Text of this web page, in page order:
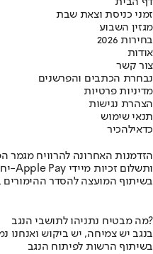
דף הבית
זמני כניסת וצאת שבת
מגזין השבוע
בחירות 2026
אודות
צור קשר
נבחרת הכתבים והפרשנים
מדיניות פרטיות
הצהרת נגישות
תנאי שימוש
כדאילהכיר
הזדמנות האחרונה להרוויח מגמר
יחסי הימור משופרים, הפקדות ב-Apple Pay ותשלום זכיות מיידי
בשיתוף המועצה להסדר ההימורים
מה מבטיח נתניהו לתושבי הנגב?
בנגב יש צמיחה, יש ביקוש ואנחנו
בשיתוף הרשות לפיתוח הנגב